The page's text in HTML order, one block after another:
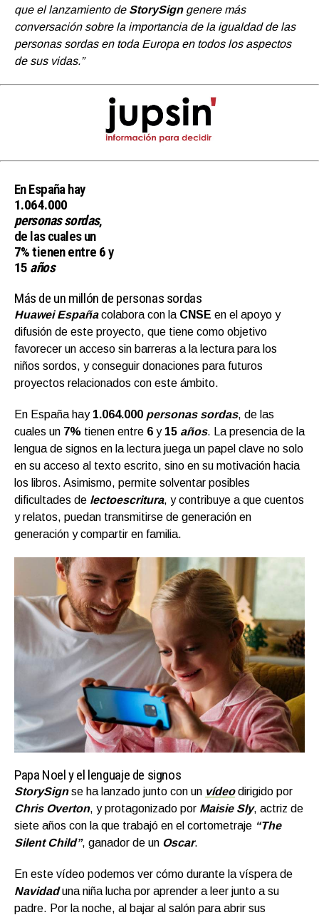
que el lanzamiento de StorySigngenere más
conversación sobre la importancia de la igualdad de las
personas sordas en toda Europa en todos los aspectos
de sus vidas.”
En España hay
1.064.000
personas sordas,
de las cuales un
7%tienen entre 6y
15 años
Más de un millón de personas sordas
Huawei España colabora con la CNSE en el apoyo y
difusión de este proyecto, que tiene como objetivo
favorecer un acceso sin barreras a la lectura para los
niños sordos, y conseguir donaciones para futuros
proyectos relacionados con este ámbito.
En España hay 1.064.000 personas sordas, de las
cuales un 7% tienen entre 6 y 15 años. La presencia de la
lengua de signos en la lectura juega un papel clave no solo
en su acceso al texto escrito, sino en su motivación hacia
los libros. Asimismo, permite solventar posibles
dificultades de lectoescritura, y contribuye a que cuentos
y relatos, puedan transmitirse de generación en
generación y compartir en familia.
Papa Noel y el lenguaje de signos
StorySignse ha lanzado junto con un vídeodirigido por
Chris Overton, y protagonizado por Maisie Sly, actriz de
siete años con la que trabajó en el cortometraje “The
Silent Child”, ganador de un Oscar.
En este vídeo podemos ver cómo durante la víspera de
Navidaduna niña lucha por aprender a leer junto a su
padre. Por la noche, al bajar al salón para abrir sus